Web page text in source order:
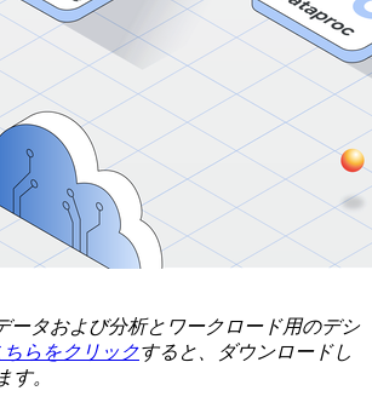
ータおよび分析とワークロード用のデシ
ちらをクリックすると、ダウンロードし
す。